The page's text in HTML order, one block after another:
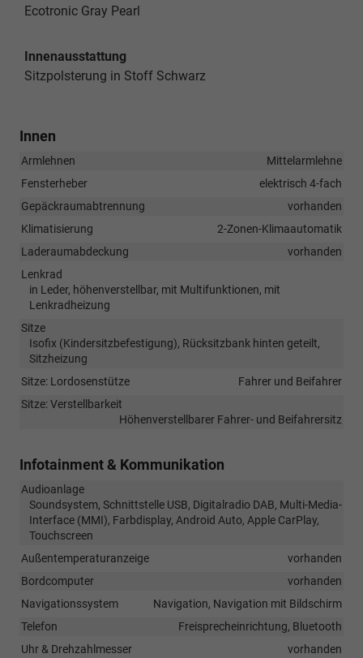
Ecotronic Gray Pearl
Innenausstattung
Sitzpolsterung in Stoff Schwarz
Innen
Armlehnen
Mittelarmlehne
Fensterheber
elektrisch 4-fach
Gepäckraumabtrennung
vorhanden
Klimatisierung
2-Zonen-Klimaautomatik
Laderaumabdeckung
vorhanden
Lenkrad
in Leder, höhenverstellbar, mit Multifunktionen, mit
Lenkradheizung
Sitze
Isofix (Kindersitzbefestigung), Rücksitzbank hinten geteilt,
Sitzheizung
Sitze: Lordosenstütze
Fahrer und Beifahrer
Sitze: Verstellbarkeit
Höhenverstellbarer Fahrer- und Beifahrersitz
Infotainment & Kommunikation
Audioanlage
Soundsystem, Schnittstelle USB, Digitalradio DAB, Multi-Media-
Interface (MMI), Farbdisplay, Android Auto, Apple CarPlay,
Touchscreen
Außentemperaturanzeige
vorhanden
Bordcomputer
vorhanden
Navigationssystem
Navigation, Navigation mit Bildschirm
Telefon
Freisprecheinrichtung, Bluetooth
Uhr & Drehzahlmesser
vorhanden